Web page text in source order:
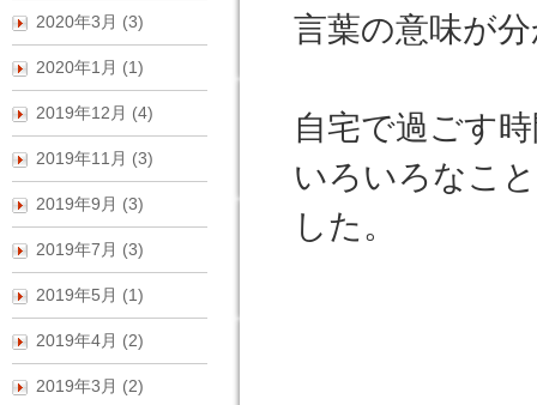
言葉の意味が
自宅で過ごす
いろいろなこ
した。
2020年3月 (3)
2020年1月 (1)
2019年12月 (4)
2019年11月 (3)
2019年9月 (3)
2019年7月 (3)
2019年5月 (1)
2019年4月 (2)
2019年3月 (2)